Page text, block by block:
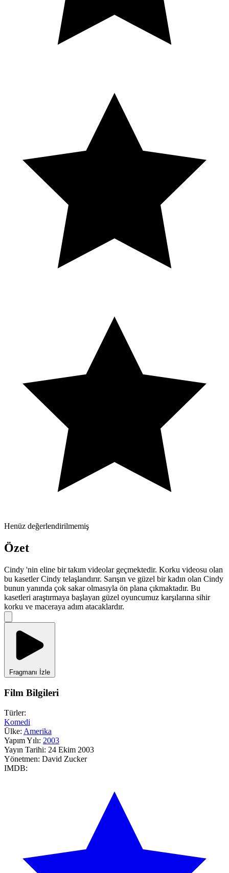
Henüz değerlendirilmemiş
Özet
Cindy 'nin eline bir takım videolar geçmektedir. Korku videosu olan
bu kasetler Cindy telaşlandırır. Sarışın ve güzel bir kadın olan Cindy
bunun yanında çok sakar olmasıyla ön plana çıkmaktadır. Bu
kasetleri araştırmaya başlayan güzel oyuncumuz karşılarına sihir
korku ve maceraya adım atacaklardır.
Fragmanı İzle
Film Bilgileri
Türler:
Komedi
Ülke: Amerika
Yapım Yılı: 2003
Yayın Tarihi: 24 Ekim 2003
Yönetmen: David Zucker
IMDB: